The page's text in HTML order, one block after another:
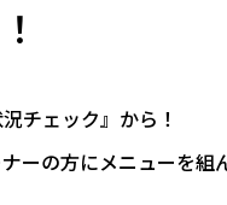
況チェック』から！
ナーの方にメニューを組